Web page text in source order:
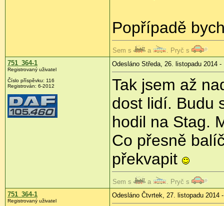
Popřípadě
Sem s a
. Pryč s
751_364-1
Registrovaný uživatel
Číslo příspěvku: 116
Registrován: 6-2012
Odesláno Středa, 26. listopadu 2014 -
Tak jsem až
dost lidí. Budu
hodil na Stag.
Co přesně
překvapit
Sem s a
. Pryč s
751_364-1
Registrovaný uživatel
Odesláno Čtvrtek, 27. listopadu 2014